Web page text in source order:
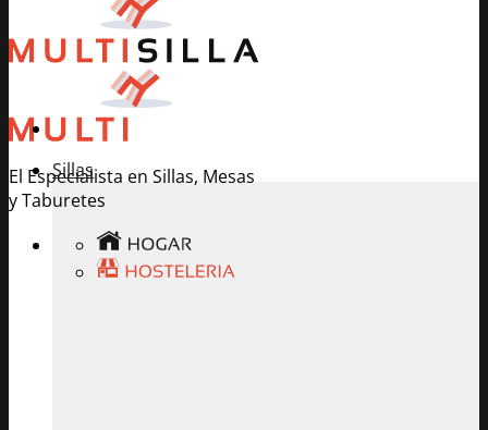
El Especialista en Sillas, Mesas
y Taburetes
Sillas